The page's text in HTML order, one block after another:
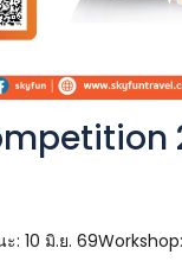
10 มิ.ย.